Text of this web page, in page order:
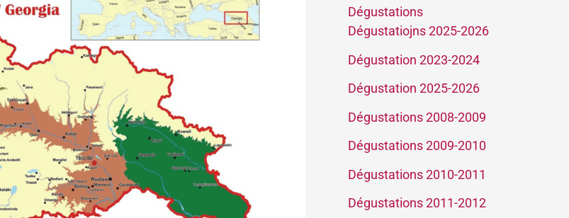
Dégustations
Dégustatiojns 2025-2026
Dégustation 2023-2024
Dégustation 2025-2026
Dégustations 2008-2009
Dégustations 2009-2010
Dégustations 2010-2011
Dégustations 2011-2012